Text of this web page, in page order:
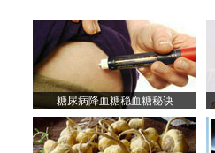
糖尿病降血糖稳血糖秘诀